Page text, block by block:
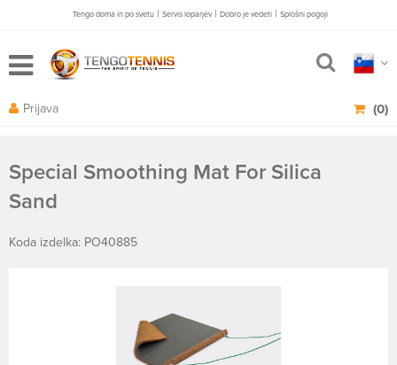
Tengo doma in po svetu | Servis loparjev | Dobro je vedeti | Splošni pogoji
(0)
Prijava
Special Smoothing Mat For Silica
Sand
Koda izdelka: PO40885